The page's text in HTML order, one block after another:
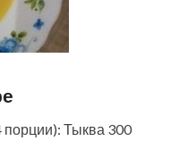
Тыква 300